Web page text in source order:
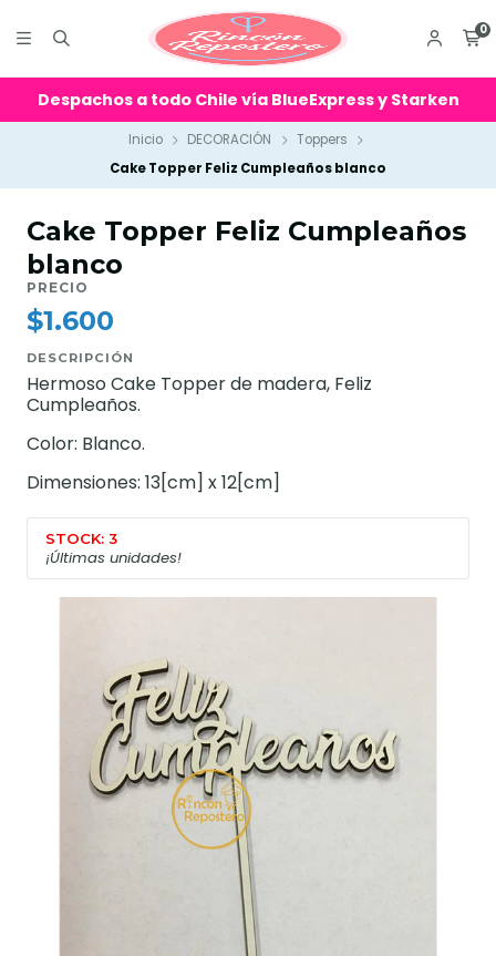
0
Despachos a todo Chile vía BlueExpress y Starken
Inicio DECORACIÓN
Toppers
Cake Topper Feliz Cumpleaños blanco
Cake Topper Feliz Cumpleaños
blanco
PRECIO
$1.600
DESCRIPCIÓN
Hermoso Cake Topper de madera, Feliz
Cumpleaños.
Color: Blanco.
Dimensiones: 13[cm] x 12[cm]
STOCK: 3
¡Últimas unidades!